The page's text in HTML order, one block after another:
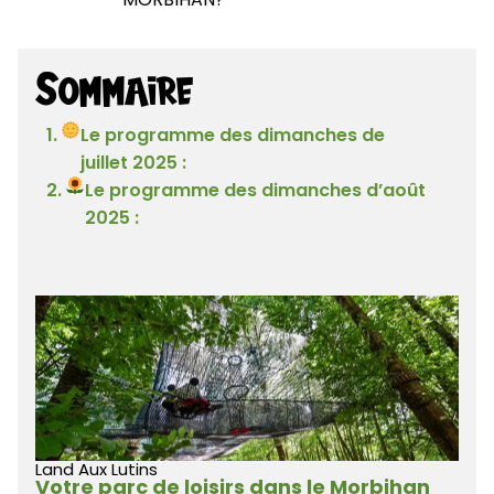
Sommaire
Le programme des dimanches de
juillet 2025 :
Le programme des dimanches d’août
2025 :
Land Aux Lutins
Votre parc de loisirs dans le Morbihan